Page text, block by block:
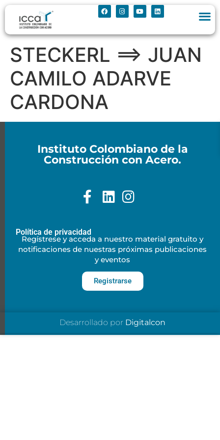
STECKERL ==> JUAN
CAMILO ADARVE
CARDONA
Instituto Colombiano de la
Construcción con Acero.
Política de privacidad
Regístrese y acceda a nuestro material gratuito y
notificaciones de nuestras próximas publicaciones
y eventos
Registrarse
Desarrollado por Digitalcon